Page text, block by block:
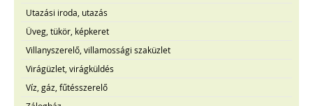
Utazási iroda, utazás
Üveg, tükör, képkeret
Villanyszerelő, villamossági szaküzlet
Virágüzlet, virágküldés
Víz, gáz, fűtésszerelő